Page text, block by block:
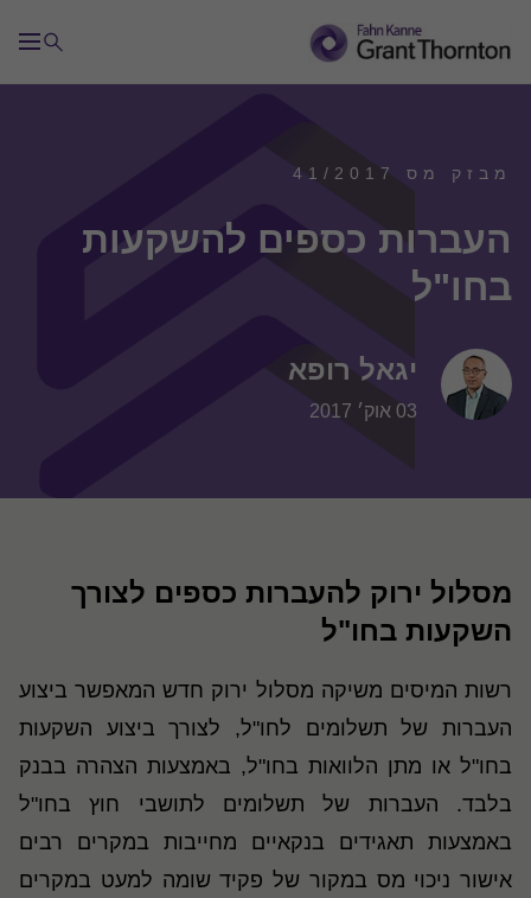
מבזק מס 41/2017
העברות כספים להשקעות
בחו"ל
יגאל רופא
03 אוק׳ 2017
מסלול ירוק להעברות כספים לצורך
השקעות בחו"ל
רשות המיסים משיקה מסלול ירוק חדש המאפשר ביצוע
העברות של תשלומים לחו"ל, לצורך ביצוע השקעות
בחו"ל או מתן הלוואות בחו"ל, באמצעות הצהרה בבנק
בלבד. העברות של תשלומים לתושבי חוץ בחו"ל
באמצעות תאגידים בנקאיים מחייבות במקרים רבים
אישור ניכוי מס במקור של פקיד שומה למעט במקרים